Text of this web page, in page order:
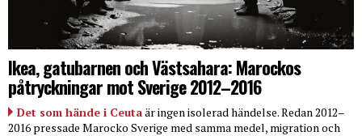
Ikea, gatubarnen och Västsahara: Marockos
påtryckningar mot Sverige 2012–2016
Det som hände i Ceutaär ingen isolerad händelse. Redan 2012–
2016 pressade Marocko Sverige med samma medel, migration och